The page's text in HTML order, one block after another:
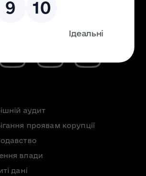
Налаштування доступності
аудит
проявам корупції
влади
дані